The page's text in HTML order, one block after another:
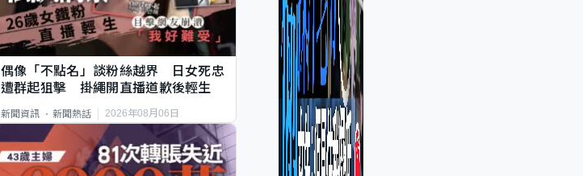
偶像「不點名」談粉絲越界 日女死忠
遭群起狙擊 掛繩開直播道歉後輕生
新聞資訊 新聞熱話 2026年08月06日